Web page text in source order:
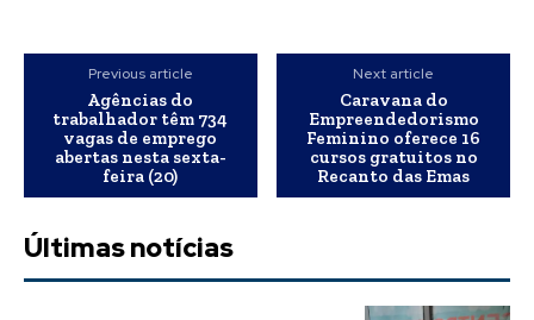
Previous article
Agências do
trabalhador têm 734
vagas de emprego
abertas nesta sexta-
feira (20)
Next article
Caravana do
Empreendedorismo
Feminino oferece 16
cursos gratuitos no
Recanto das Emas
Últimas notícias